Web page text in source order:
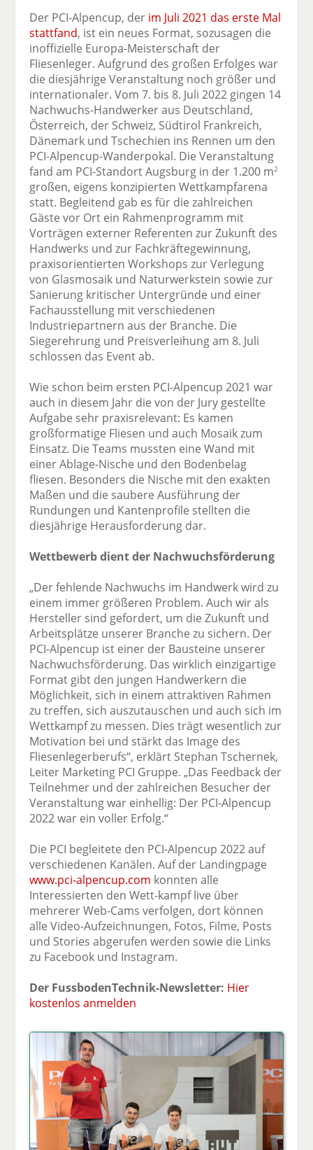
Der PCI-Alpencup, der im Juli 2021 das erste Mal
stattfand, ist ein neues Format, sozusagen die
inoffizielle Europa-Meisterschaft der
Fliesenleger. Aufgrund des großen Erfolges war
die diesjährige Veranstaltung noch größer und
internationaler. Vom 7. bis 8. Juli 2022 gingen 14
Nachwuchs-Handwerker aus Deutschland,
Österreich, der Schweiz, Südtirol Frankreich,
Dänemark und Tschechien ins Rennen um den
PCI-Alpencup-Wanderpokal. Die Veranstaltung
fand am PCI-Standort Augsburg in der 1.200 m2
großen, eigens konzipierten Wettkampfarena
statt. Begleitend gab es für die zahlreichen
Gäste vor Ort ein Rahmenprogramm mit
Vorträgen externer Referenten zur Zukunft des
Handwerks und zur Fachkräftegewinnung,
praxisorientierten Workshops zur Verlegung
von Glasmosaik und Naturwerkstein sowie zur
Sanierung kritischer Untergründe und einer
Fachausstellung mit verschiedenen
Industriepartnern aus der Branche. Die
Siegerehrung und Preisverleihung am 8. Juli
schlossen das Event ab.
Wie schon beim ersten PCI-Alpencup 2021 war
auch in diesem Jahr die von der Jury gestellte
Aufgabe sehr praxisrelevant: Es kamen
großformatige Fliesen und auch Mosaik zum
Einsatz. Die Teams mussten eine Wand mit
einer Ablage-Nische und den Bodenbelag
fliesen. Besonders die Nische mit den exakten
Maßen und die saubere Ausführung der
Rundungen und Kantenprofile stellten die
diesjährige Herausforderung dar.
Wettbewerb dient der Nachwuchsförderung
„Der fehlende Nachwuchs im Handwerk wird zu
einem immer größeren Problem. Auch wir als
Hersteller sind gefordert, um die Zukunft und
Arbeitsplätze unserer Branche zu sichern. Der
PCI-Alpencup ist einer der Bausteine unserer
Nachwuchsförderung. Das wirklich einzigartige
Format gibt den jungen Handwerkern die
Möglichkeit, sich in einem attraktiven Rahmen
zu treffen, sich auszutauschen und auch sich im
Wettkampf zu messen. Dies trägt wesentlich zur
Motivation bei und stärkt das Image des
Fliesenlegerberufs“, erklärt Stephan Tschernek,
Leiter Marketing PCI Gruppe. „Das Feedback der
Teilnehmer und der zahlreichen Besucher der
Veranstaltung war einhellig: Der PCI-Alpencup
2022 war ein voller Erfolg.“
Die PCI begleitete den PCI-Alpencup 2022 auf
verschiedenen Kanälen. Auf der Landingpage
www.pci-alpencup.com konnten alle
Interessierten den Wett-kampf live über
mehrerer Web-Cams verfolgen, dort können
alle Video-Aufzeichnungen, Fotos, Filme, Posts
und Stories abgerufen werden sowie die Links
zu Facebook und Instagram.
Der FussbodenTechnik-Newsletter: Hier
kostenlos anmelden